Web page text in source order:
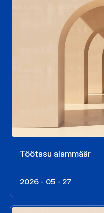
Töötasu alammäär
2026 - 05 - 27